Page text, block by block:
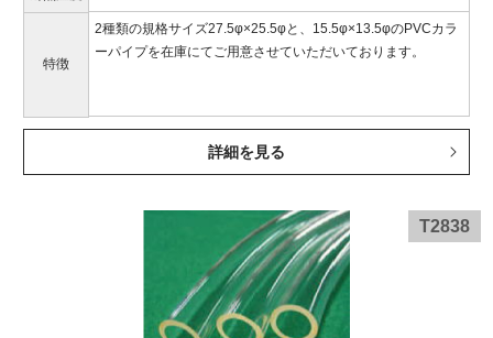
特徴
2種類の規格サイズ27.5φ×25.5φと、15.5φ×13.5φのPVCカラ
ーパイプを在庫にてご用意させていただいております。
詳細を見る
T2838